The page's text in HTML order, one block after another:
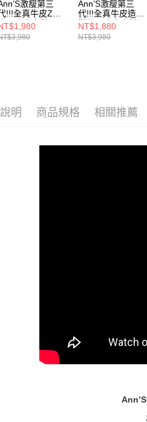
激瘦第三
!!!全真牛皮Z繞
厚底小白鞋
Ann’S激瘦第三
代!!!全真牛皮造型
鞋帶厚底小白鞋
NT$1,880
NT$3,980
明 商品規格 相關推薦